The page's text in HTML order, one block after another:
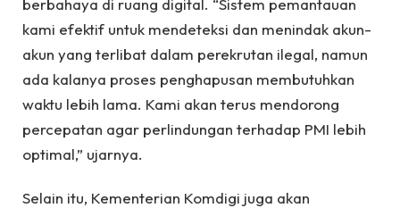
berbahaya di ruang digital. “Sistem pemantauan
kami efektif untuk mendeteksi dan menindak akun-
akun yang terlibat dalam perekrutan ilegal, namun
ada kalanya proses penghapusan membutuhkan
waktu lebih lama. Kami akan terus mendorong
percepatan agar perlindungan terhadap PMI lebih
optimal,” ujarnya.
Selain itu, Kementerian Komdigi juga akan